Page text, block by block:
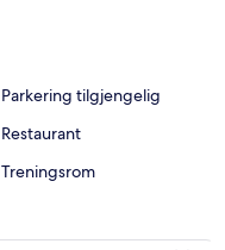
Parkering tilgjengelig
Restaurant
Treningsrom